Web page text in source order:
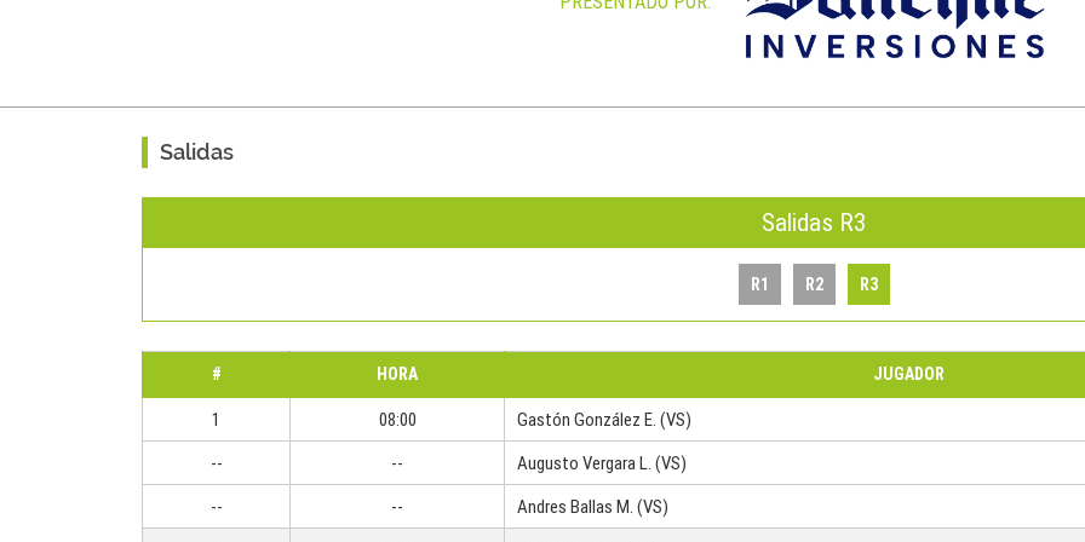
Salidas
Salidas R3
R1 R2 R3
# HORA JUGADOR
1 08:00 Gastón González E. (VS)
--
-- Augusto Vergara L. (VS)
--
-- Andres Ballas M. (VS)